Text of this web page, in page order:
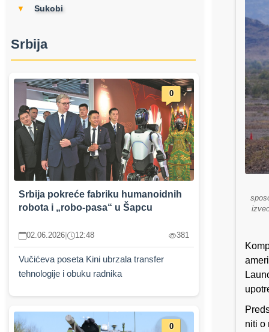
▼ Sukobi
Srbija
0
Srbija pokreće fabriku humanoidnih
robota i „robo-pasa“ u Šapcu
02.06.2026 12:48 381
Vučićeva poseta Kini ubrzala transfer
tehnologije i obuku radnika
0
niti o